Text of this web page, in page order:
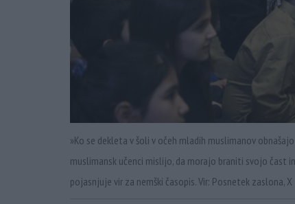
»Ko se dekleta v šoli v očeh mladih muslimanov
muslimansk učenci mislijo, da morajo braniti svojo čast
pojasnjuje vir za nemški časopis. Vir: Posnetek zaslona, X